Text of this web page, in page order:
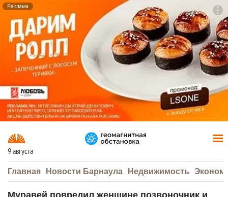
Реклама
9 августа
Главная Новости Барнаула Недвижимость
Муравей повредил женщине позвоночник и